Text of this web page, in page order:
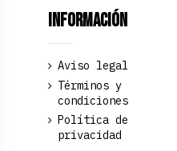
Información
Aviso legal
Términos y
condiciones
Política de
privacidad